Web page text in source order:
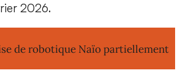
2026.
de robotique Naïo partiellement